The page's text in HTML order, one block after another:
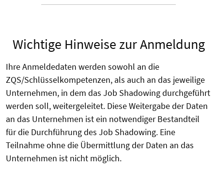
Wichtige Hinweise zur Anmeldung
Ihre Anmeldedaten werden sowohl an die
ZQS/Schlüsselkompetenzen, als auch an das jeweilige
Unternehmen, in dem das Job Shadowing durchgeführt
werden soll, weitergeleitet. Diese Weitergabe der Daten
an das Unternehmen ist ein notwendiger Bestandteil
für die Durchführung des Job Shadowing. Eine
Teilnahme ohne die Übermittlung der Daten an das
Unternehmen ist nicht möglich.